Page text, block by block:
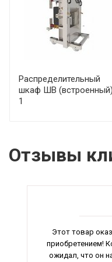
Распределительный
шкаф ШВ (встроенный)
1
Отзывы
Этот товар
приобретением!
ожидал, что он